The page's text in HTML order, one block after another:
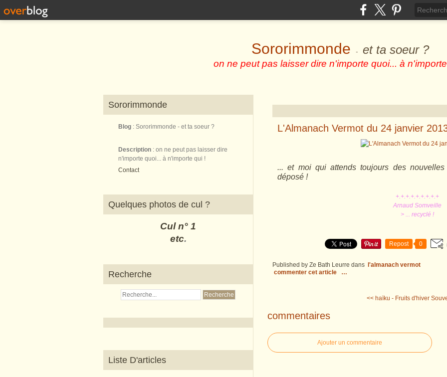
Sororimmonde - et ta soeur ?
on ne peut pas laisser dire n'importe quoi... à
Sororimmonde
Blog : Sororimmonde - et ta soeur ?
Description : on ne peut pas laisser dire
n'importe quoi... à n'importe qui !
Contact
Quelques photos de cul ?
Cul n° 1
etc.
Recherche
Liste D'articles
L'Almanach Vermot du 24 janvier
... et moi qui attends toujours des
déposé !
+.+.+.+.+.+.+.+.+
Arnaud Somveille
> ... recyclé !
Repost 0
Published by Ze Bath Leurre dans
l'almanach vermot
commenter cet article
…
<< haïku - Fruits d'hiver
commentaires
Ajouter un commentaire